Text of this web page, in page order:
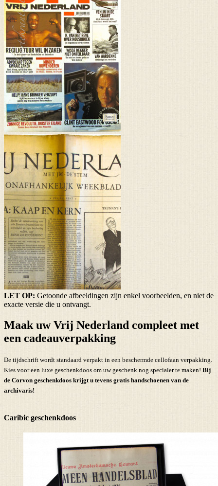
LET OP: Getoonde afbeeldingen zijn enkel voorbeelden, en niet de
exacte versie die u ontvangt.
Maak uw Vrij Nederland compleet met
een cadeauverpakking
De tijdschrift wordt standaard verpakt in een beschermde cellofaan verpakking.
Kies voor een luxe geschenkdoos om uw geschenk nog specialer te maken! Bij
de Corvon geschenkdoos krijgt u tevens gratis handschoenen van de
archivaris!
Caribic geschenkdoos